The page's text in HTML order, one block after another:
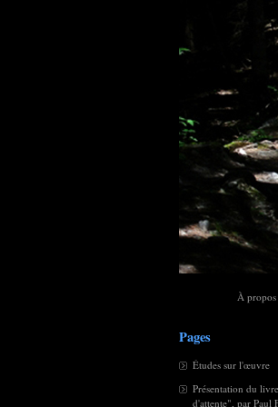
À propos
Pages
Études sur l'œuvre
Présentation du
d'attente", par Paul